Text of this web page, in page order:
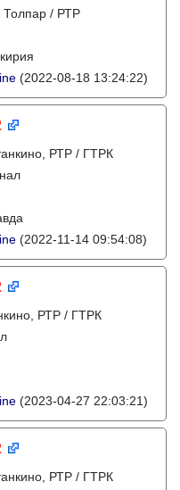
Толпар / РТР
(2022-08-18 13:24:22)
РТР / ГТРК
(2022-11-14 09:54:08)
РТР / ГТРК
(2023-04-27 22:03:21)
РТР / ГТРК